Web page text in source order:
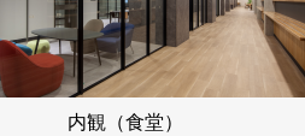
内観（食堂）